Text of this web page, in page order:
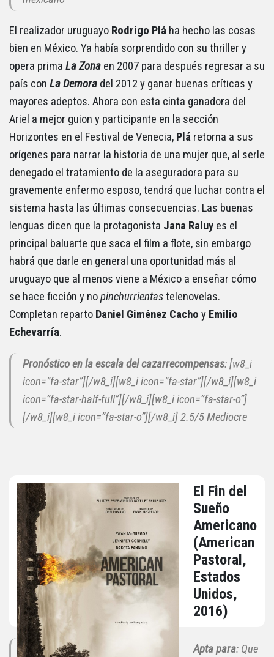
El realizador uruguayo Rodrigo Plá ha hecho las cosas
bien en México. Ya había sorprendido con su thriller y
opera prima La Zona en 2007 para después regresar a su
país con La Demora del 2012 y ganar buenas críticas y
mayores adeptos. Ahora con esta cinta ganadora del
Ariel a mejor guion y participante en la sección
Horizontes en el Festival de Venecia, Plá retorna a sus
orígenes para narrar la historia de una mujer que, al serle
denegado el tratamiento de la aseguradora para su
gravemente enfermo esposo, tendrá que luchar contra el
sistema hasta las últimas consecuencias. Las buenas
lenguas dicen que la protagonista Jana Raluy es el
principal baluarte que saca el film a flote, sin embargo
habrá que darle en general una oportunidad más al
uruguayo que al menos viene a México a enseñar cómo
se hace ficción y nopinchurrientastelenovelas.
Completan reparto Daniel Giménez Cacho y Emilio
Echevarría.
Pronóstico en la escala del cazarrecompensas: [w8_i
icon=”fa-star”][/w8_i][w8_i icon=”fa-star”][/w8_i][w8_i
icon=”fa-star-half-full”][/w8_i][w8_i icon=”fa-star-o”]
[/w8_i][w8_i icon=”fa-star-o”][/w8_i]2.5/5 Mediocre
El Fin del
Sueño
Americano
(American
Pastoral,
Estados
Unidos,
2016)
Apta para: Que